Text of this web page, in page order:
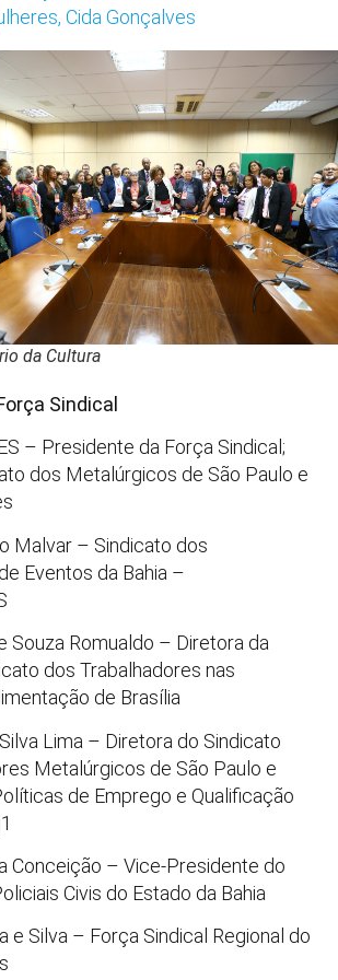
da Cultura
Sindical
– Presidente da Força Sindical;
dos Metalúrgicos de São Paulo e
Malvar – Sindicato dos
Eventos da Bahia –
Souza Romualdo – Diretora da
dos Trabalhadores nas
de Brasília
Lima – Diretora do Sindicato
Metalúrgicos de São Paulo e
de Emprego e Qualificação
Conceição – Vice-Presidente do
Civis do Estado da Bahia
e Silva – Força Sindical Regional do